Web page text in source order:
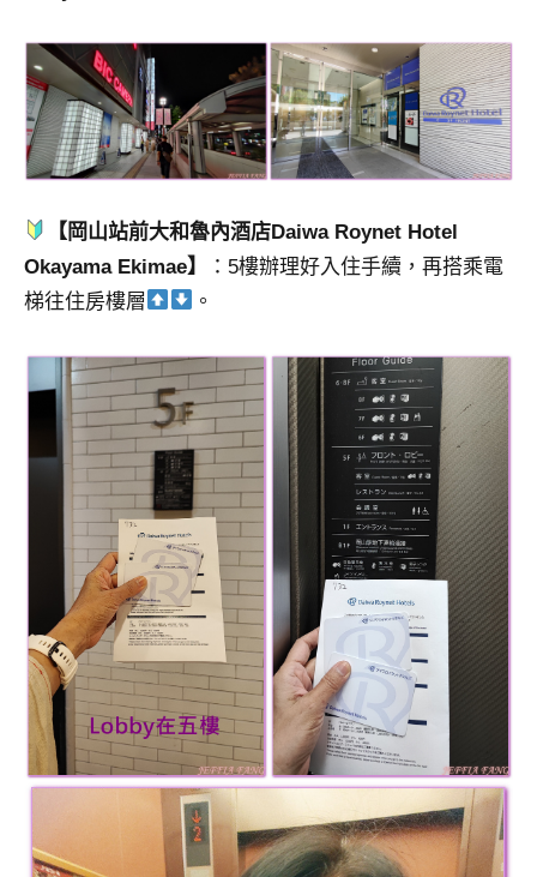
【岡山站前大和魯內酒店Daiwa Roynet Hotel
Okayama Ekimae】
：5樓辦理好入住手續，再搭乘電
梯往住房樓層
。